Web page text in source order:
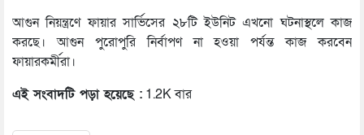
আগুন নিয়ন্ত্রণে ফায়ার সার্ভিসের ২৮টি ইউনিট এখনো ঘটনাস্থলে কাজ
করছে। আগুন পুরোপুরি নির্বাপণ না হওয়া পর্যন্ত কাজ করবেন
ফায়ারকর্মীরা।
এই সংবাদটি পড়া হয়েছে : 1.2K বার